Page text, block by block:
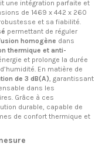
une intégration parfaite et
de 1469 x 442 x 260
et sa fiabilité.
permettant de réguler
homogène dans
thermique et anti-
et prolonge la durée
En matière de
de 3 dB(A) , garantissant
dans les
Grâce à ces
durable, capable de
de confort thermique et